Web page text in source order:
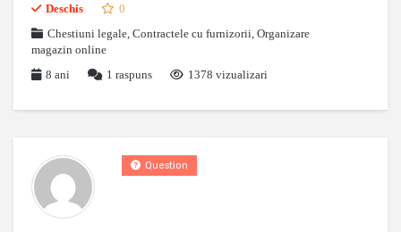
Deschis
0
Chestiuni legale, Contractele cu furnizorii, Organizare
magazin online
8 ani
1 raspuns 1378 vizualizari
Question